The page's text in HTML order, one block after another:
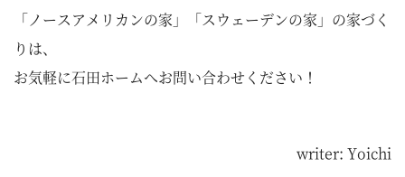
「ノースアメリカンの家」「スウェーデンの家」の家づく
りは、
お気軽に石田ホームへお問い合わせください！
writer: Yoichi